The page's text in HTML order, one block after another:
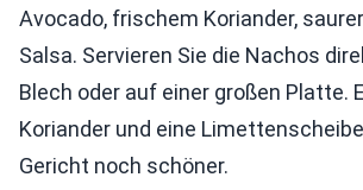
Avocado, frischem Koriander,
Salsa. Servieren Sie die Nachos
Blech oder auf einer großen Platte.
Koriander und eine
Gericht noch schöner.